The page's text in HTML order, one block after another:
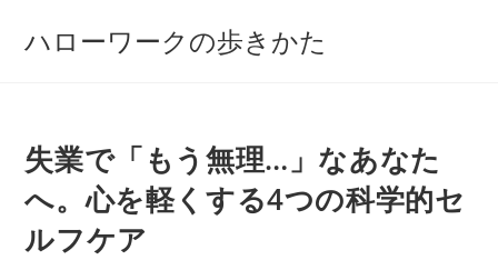
ハローワークの歩きかた
失業で「もう無理…」なあなた
へ。心を軽くする4つの科学的セ
ルフケア